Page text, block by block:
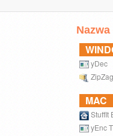
yDec
ZipZag
MAC
StuffIt
yEnc